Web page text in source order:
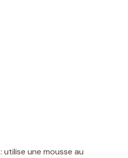
: utilise une mousse au